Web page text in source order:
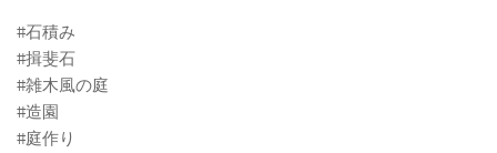
#石積み
#揖斐石
#雑木風の庭
#造園
#庭作り